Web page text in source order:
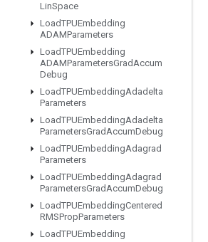
LinSpace
LoadTPUEmbedding
ADAMParameters
LoadTPUEmbedding
ADAMParametersGradAccum
Debug
LoadTPUEmbeddingAdadelta
Parameters
LoadTPUEmbeddingAdadelta
ParametersGradAccumDebug
LoadTPUEmbeddingAdagrad
Parameters
LoadTPUEmbeddingAdagrad
ParametersGradAccumDebug
LoadTPUEmbeddingCentered
RMSPropParameters
LoadTPUEmbedding